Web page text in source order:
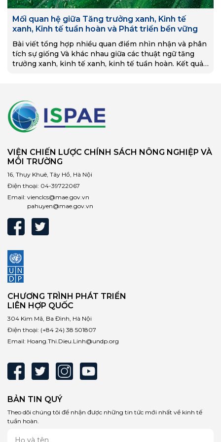
Mối quan hệ giữa Tăng trưởng xanh, Kinh tế
xanh, Kinh tế tuần hoàn và Phát triển bền vững
Bài viết tổng hợp nhiều quan điểm nhìn nhận và phân
tích sự giống Và khác nhau giữa các thuật ngữ tăng
trưởng xanh, kinh tế xanh, kinh tế tuần hoàn. Kết quả
VIỆN CHIẾN LƯỢC CHÍNH SÁCH NÔNG NGHIỆP VÀ
MÔI TRƯỜNG
16, Thụy Khuê, Tây Hồ, Hà Nội
Điện thoại: 04-39722067
Email: vienclcs@mae.gov.vn
pahuyen@mae.gov.vn
CHƯƠNG TRÌNH PHÁT TRIỂN
LIÊN HỢP QUỐC
304 Kim Mã, Ba Đình, Hà Nội
Điện thoại: (+84 24) 38 501807
Email: Hoang.Thi.Dieu.Linh@undp.org
BẢN TIN QUÝ
Theo dõi chúng tôi để nhận được những tin tức mới nhất về kinh tế
tuần hoàn.